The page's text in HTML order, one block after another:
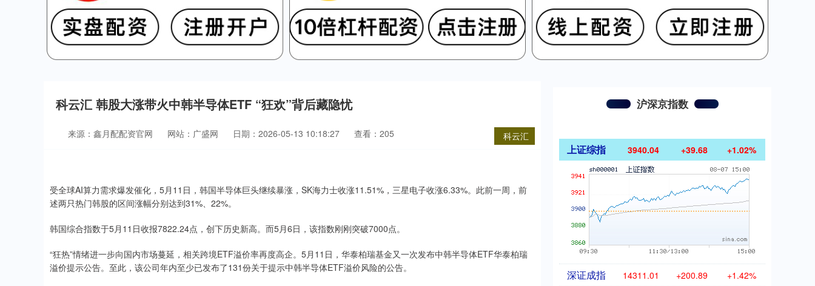
科云汇 韩股大涨带火中韩半导体ETF “狂欢”背后藏隐忧
科云汇
来源：鑫月配配资官网 网站：广盛网 日期：2026-05-13 10:18:27 查看：205
受全球AI算力需求爆发催化，5月11日，韩国半导体巨头继续暴涨，SK海力士收涨11.51%，三星电子收涨6.33%。此前一周，前
述两只热门韩股的区间涨幅分别达到31%、22%。
韩国综合指数于5月11日收报7822.24点，创下历史新高。而5月6日，该指数刚刚突破7000点。
“狂热”情绪进一步向国内市场蔓延，相关跨境ETF溢价率再度高企。5月11日，华泰柏瑞基金又一次发布中韩半导体ETF华泰柏瑞
溢价提示公告。至此，该公司年内至少已发布了131份关于提示中韩半导体ETF溢价风险的公告。
沪深京指数
上证综指 3940.04 +39.68 +1.02%
深证成指 14311.01 +200.89 +1.42%